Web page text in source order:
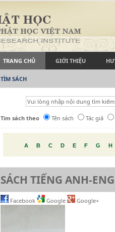
TRANG CHỦ GIỚI THIỆU
TÌM SÁCH
Tìm sách theo Tên sách Tác giả
A B C D E F G H
SÁCH TIẾNG ANH-
Facebook Google Google+